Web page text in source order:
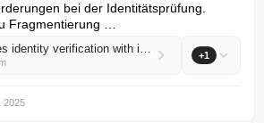
bei der Identitätsprüfung.
Fragmentierung …
Regula simplifies identity verification with its new all-in-one IDV Platform +1
2025